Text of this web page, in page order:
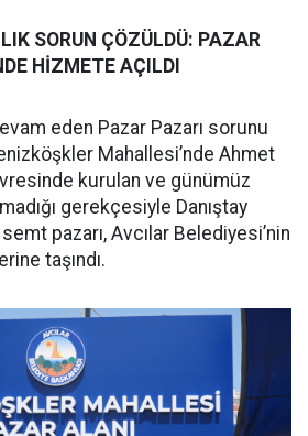
SORUN ÇÖZÜLDÜ: PAZAR
HİZMETE AÇILDI
eden Pazar Pazarı sorunu
Mahallesi’nde Ahmet
kurulan ve günümüz
gerekçesiyle Danıştay
pazarı, Avcılar Belediyesi’nin
taşındı.